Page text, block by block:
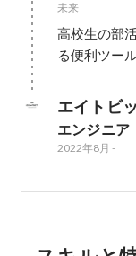
未来
高校生の部
る便利ツー
エイトビ
エンジニア
2022年8月 -